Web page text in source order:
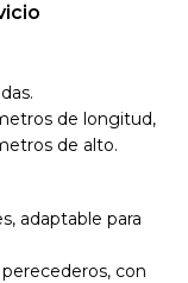
de longitud,
de alto.
adaptable para
con